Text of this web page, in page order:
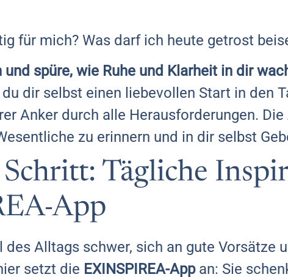
für mich? Was darf ich heute getrost
spüre, wie Ruhe und Klarheit in dir
dir selbst einen liebevollen Start in den
Anker durch alle Herausforderungen.
zu erinnern und in dir selbst
Tägliche
App
Alltags schwer, sich an gute Vorsätze
setzt die EXINSPIREA-Appan: Sie